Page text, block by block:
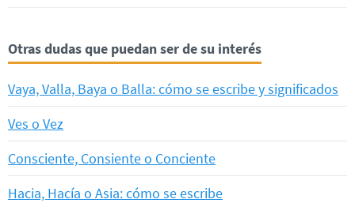
Otras dudas que puedan ser de su interés
Vaya, Valla, Baya o Balla: cómo se escribe y significados
Ves o Vez
Consciente, Consiente o Conciente
Hacia, Hacía o Asia: cómo se escribe